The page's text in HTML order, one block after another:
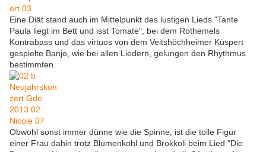
Eine Diät stand auch im Mittelpunkt des lustigen Lieds "Tante
Paula liegt im Bett und isst Tomate", bei dem Rothemels
Kontrabass und das virtuos von dem Veitshöchheimer Küspert
gespielte Banjo, wie bei allen Liedern, gelungen den Rhythmus
bestimmten.
Obwohl sonst immer dünne wie die Spinne, ist die tolle Figur
einer Frau dahin trotz Blumenkohl und Brokkoli beim Lied "Die